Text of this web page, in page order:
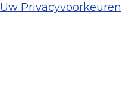
Uw Privacyvoorkeuren